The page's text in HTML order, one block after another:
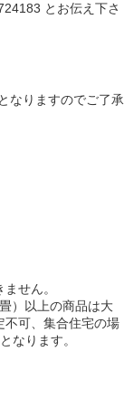
とお伝え下さ
なりますのでご了承
せん。
）以上の商品は大
不可 、集合住宅の場
なります。